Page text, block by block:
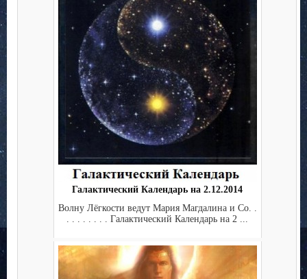
Галактический Календарь на 2.12.2014
Волну Лёгкости ведут Мария Магдалина и Co. .
. . . . . . . . Галактический Календарь на 2 ...